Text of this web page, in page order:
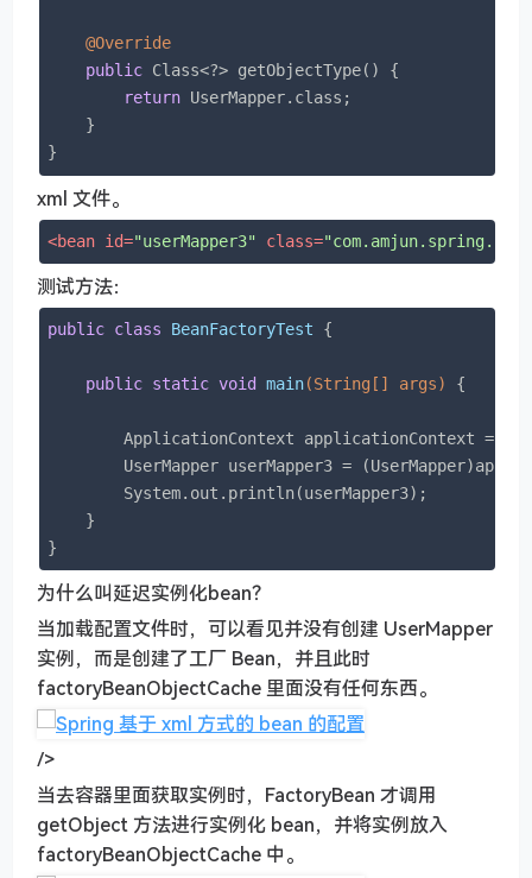
@Override
public Class<?> getObjectType() {
return UserMapper.class;
    }
}
xml 文件。
<bean id="userMapper3" class=
测试方法：
public class BeanFactoryTest {
public static void main(String[] args) {
        ApplicationContext applicationContext =
UserMapper userMapper3 =
        System.out.println(userMapper3);
    }
}
为什么叫延迟实例化bean？
当加载配置文件时，可以看见并没有创建 UserMapper
实例，而是创建了工厂 Bean，并且此时
factoryBeanObjectCache 里面没有任何东西。
/>
当去容器里面获取实例时，FactoryBean 才调用
getObject 方法进行实例化 bean，并将实例放入
factoryBeanObjectCache 中。